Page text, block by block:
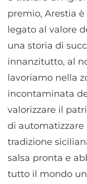
premio, Arestia
legato al valore
una storia di
innanzitutto, al
lavoriamo nella
incontaminata
valorizzare il
di
tradizione
salsa pronta e
tutto il mondo